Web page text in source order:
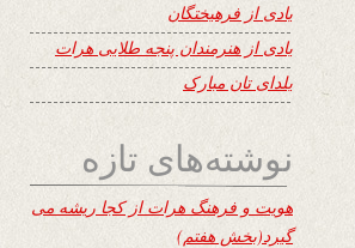
یادی از فرهیختگان
یادی از هنرمندان پنجه طلایی هرات
یلدای تان مبارک
نوشته‌های تازه
هویت و فرهنگ هرات از کجا ریشه می
گیرد(بخش هفتم)